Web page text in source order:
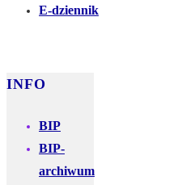
E-dziennik
INFO
BIP
BIP-
archiwum